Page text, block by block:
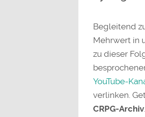
Begleitend
Mehrwert in
zu dieser
YouTube-
verlinken.
CRPG-Archiv